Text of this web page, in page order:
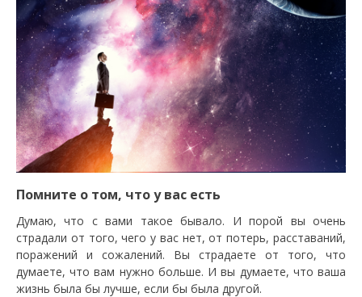
Помните о том, что у вас есть
Думаю, что с вами такое бывало. И порой вы очень
страдали от того, чего у вас нет, от потерь, расставаний,
поражений и сожалений. Вы страдаете от того, что
думаете, что вам нужно больше. И вы думаете, что ваша
жизнь была бы лучше, если бы была другой.